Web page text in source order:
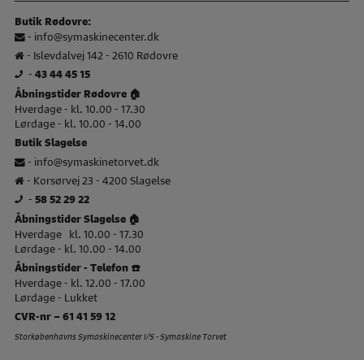
Butik Rødovre:
- info@symaskinecenter.dk
- Islevdalvej 142 - 2610 Rødovre
- 43 44 45 15
Åbningstider Rødovre 🏠
Hverdage - kl. 10.00 - 17.30
Lørdage - kl. 10.00 - 14.00
Butik Slagelse
- info@symaskinetorvet.dk
- Korsørvej 23 - 4200 Slagelse
- 58 52 29 22
Åbningstider Slagelse 🏠
Hverdage kl. 10.00 - 17.30
Lørdage - kl. 10.00 - 14.00
Åbningstider - Telefon ☎️
Hverdage - kl. 12.00 - 17.00
Lørdage - Lukket
CVR-nr – 61 41 59 12
Storkøbenhavns Symaskinecenter I/S - Symaskine Torvet